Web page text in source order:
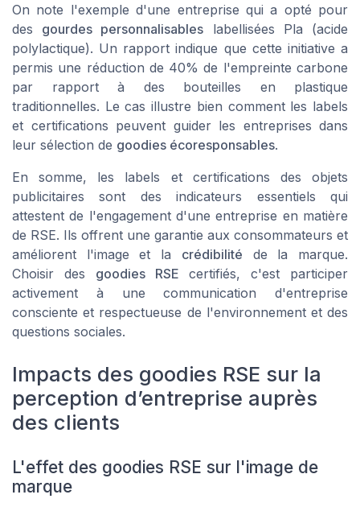
On note l'exemple d'une entreprise qui a opté pour
des gourdes personnalisables labellisées Pla (acide
polylactique). Un rapport indique que cette initiative a
permis une réduction de 40% de l'empreinte carbone
par rapport à des bouteilles en plastique
traditionnelles. Le cas illustre bien comment les labels
et certifications peuvent guider les entreprises dans
leur sélection de goodies écoresponsables.
En somme, les labels et certifications des objets
publicitaires sont des indicateurs essentiels qui
attestent de l'engagement d'une entreprise en matière
de RSE. Ils offrent une garantie aux consommateurs et
améliorent l'image et la crédibilité de la marque.
Choisir des goodies RSE certifiés, c'est participer
activement à une communication d'entreprise
consciente et respectueuse de l'environnement et des
questions sociales.
Impacts des goodies RSE sur la
perception d’entreprise auprès
des clients
L'effet des goodies RSE sur l'image de
marque